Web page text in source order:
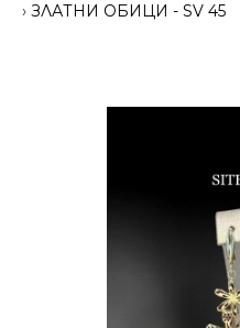
ЗЛАТНИ ОБИЦИ - SV 45